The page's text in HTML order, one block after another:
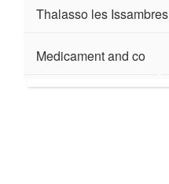
Thalasso les Issambres
Medicament and co